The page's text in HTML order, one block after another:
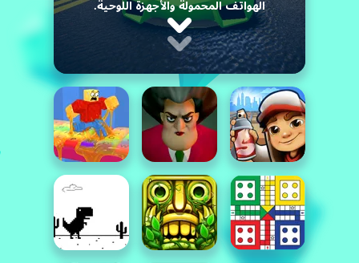
الهواتف المحمولة والأجهزة اللوحية.